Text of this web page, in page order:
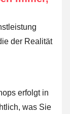
der Realität
erfolgt in
was Sie